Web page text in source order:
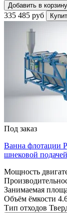
Добавить в корзину
335 485 руб
Под заказ
Ванна флотации
шнековой
Мощность
Занимаемая
Объём ёмкости
Тип отходов